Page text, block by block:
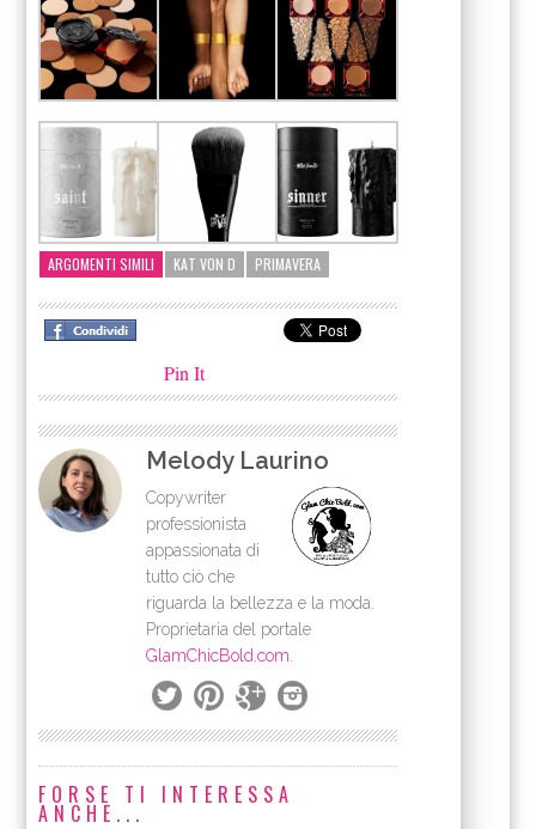
ARGOMENTI SIMILI KAT VON D PRIMAVERA
Pin It
Melody Laurino
Copywriter
professionista
appassionata di
tutto ciò che
riguarda la bellezza e la moda.
Proprietaria del portale
GlamChicBold.com
FORSE TI INTERESSA
ANCHE...